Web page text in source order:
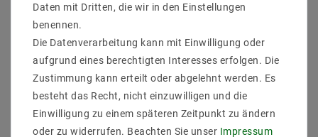
Artikle Nr: 35/1730.07
Leistung & Lichtfarb: 3x4 W, 3000 K, 1080 lm
Fassung: LED
EEK: F
Schutzart: IP 20
Abmessungen: L 340, B 50, H 135 mm
Lieferung Leuchtmittel: inkl.
Daten mit Dritten, die wir in den Einstellungen
benennen.
Die Datenverarbeitung kann mit Einwilligung oder
aufgrund eines berechtigten Interesses erfolgen. Die
Zustimmung kann erteilt oder abgelehnt werden. Es
besteht das Recht, nicht einzuwilligen und die
Einwilligung zu einem späteren Zeitpunkt zu ändern
oder zu widerrufen. Beachten Sie unser Impressum